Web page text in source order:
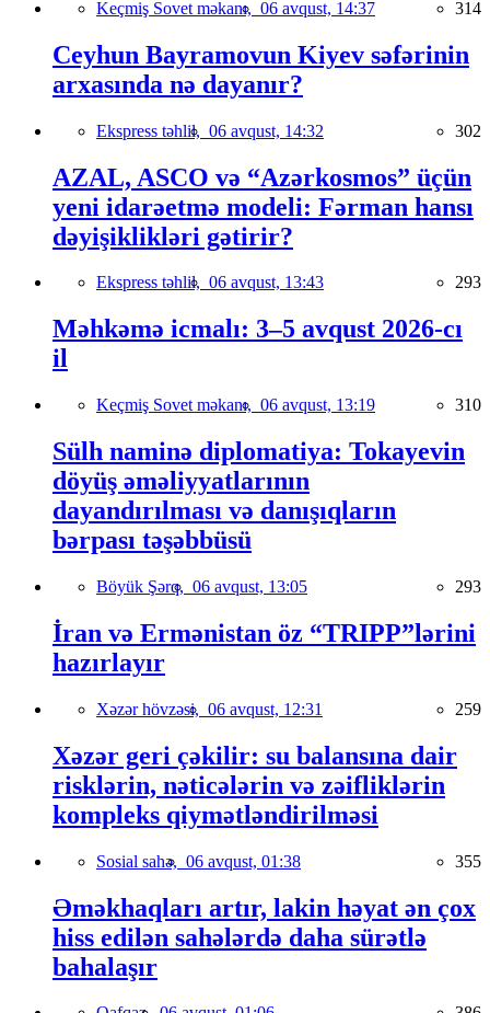
Keçmiş Sovet məkanı, 06 avqust, 14:37 314
Ceyhun Bayramovun Kiyev səfərinin
arxasında nə dayanır?
Ekspress təhlil, 06 avqust, 14:32 302
AZAL, ASCO və “Azərkosmos” üçün
yeni idarəetmə modeli: Fərman hansı
dəyişiklikləri gətirir?
Ekspress təhlil, 06 avqust, 13:43 293
Məhkəmə icmalı: 3–5 avqust 2026-cı
il
Keçmiş Sovet məkanı, 06 avqust, 13:19 310
Sülh naminə diplomatiya: Tokayevin
döyüş əməliyyatlarının
dayandırılması və danışıqların
bərpası təşəbbüsü
Böyük Şərq, 06 avqust, 13:05 293
İran və Ermənistan öz “TRIPP”lərini
hazırlayır
Xəzər hövzəsi, 06 avqust, 12:31 259
Xəzər geri çəkilir: su balansına dair
risklərin, nəticələrin və zəifliklərin
kompleks qiymətləndirilməsi
Sosial sahə, 06 avqust, 01:38 355
Əməkhaqları artır, lakin həyat ən çox
hiss edilən sahələrdə daha sürətlə
bahalaşır